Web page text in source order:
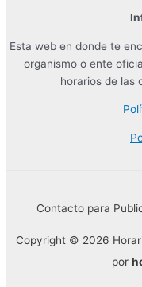
Esta web en donde te
organismo o ente
horarios de las
Contacto para
Copyright © 2026
por